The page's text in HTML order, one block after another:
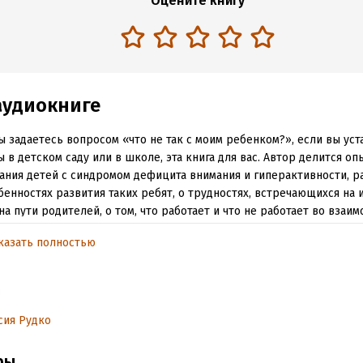
задаетесь вопросом «что не так с моим ребенком?», если вы
в детском саду или в школе, эта книга для вас. Автор делится
детей с синдромом дефицита внимания и гиперактивности,
развития таких ребят, о трудностях, встречающихся на
пути родителей, о том, что работает и что не работает во
Кроме того, она простым языком раскроет глаза на детей,
информация
полностью
Рудко